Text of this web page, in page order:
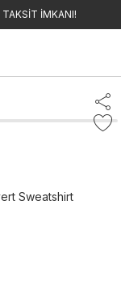
İMKANI!
Sweatshirt